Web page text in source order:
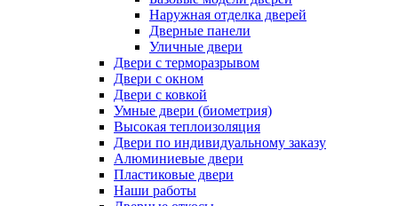
Наружная отделка дверей
Дверные панели
Уличные двери
Двери с терморазрывом
Двери с окном
Двери с ковкой
Умные двери (биометрия)
Высокая теплоизоляция
Двери по индивидуальному заказу
Алюминиевые двери
Пластиковые двери
Наши работы